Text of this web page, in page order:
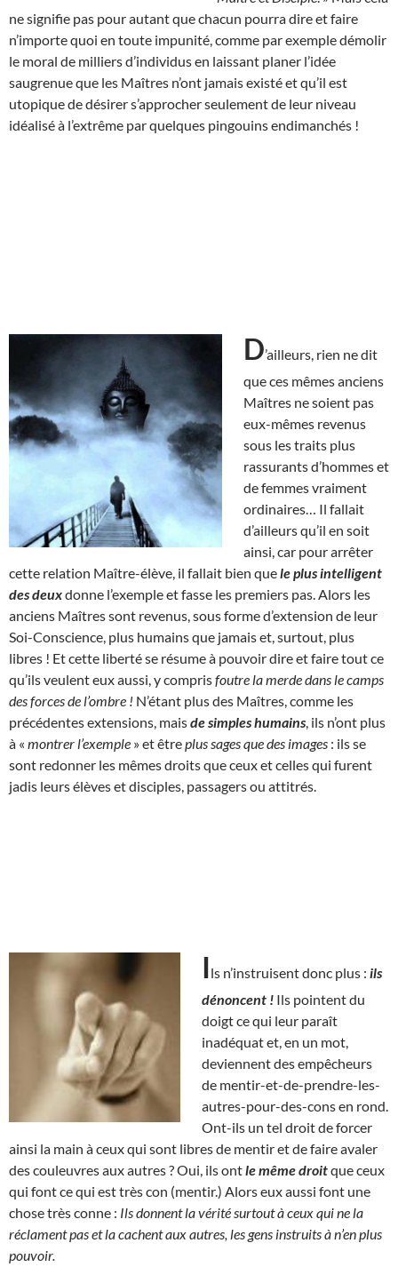
ne signifie pas pour autant que chacun pourra dire et faire
n’importe quoi en toute impunité, comme par exemple démolir
le moral de milliers d’individus en laissant planer l’idée
saugrenue que les Maîtres n’ont jamais existé et qu’il est
utopique de désirer s’approcher seulement de leur niveau
idéalisé à l’extrême par quelques pingouins endimanchés !
D’ailleurs, rien ne dit
que ces mêmes anciens
Maîtres ne soient pas
eux-mêmes revenus
sous les traits plus
rassurants d’hommes et
de femmes vraiment
ordinaires… Il fallait
d’ailleurs qu’il en soit
ainsi, car pour arrêter
cette relation Maître-élève, il fallait bien quele plus intelligent
des deuxdonne l’exemple et fasse les premiers pas. Alors les
anciens Maîtres sont revenus, sous forme d’extension de leur
Soi-Conscience, plus humains que jamais et, surtout, plus
libres ! Et cette liberté se résume à pouvoir dire et faire tout ce
qu’ils veulent eux aussi, y comprisfoutre la merde dans le camps
des forces de l’ombre ! N’étant plus des Maîtres, comme les
précédentes extensions, maisde simples humains , ils n’ont plus
à « montrer l’exemple » et êtreplus sages que des images : ils se
sont redonner les mêmes droits que ceux et celles qui furent
jadis leurs élèves et disciples, passagers ou attitrés.
Ils n’instruisent donc plus : ils
dénoncent ! Ils pointent du
doigt ce qui leur paraît
inadéquat et, en un mot,
deviennent des empêcheurs
de mentir-et-de-prendre-les-
autres-pour-des-cons en rond.
Ont-ils un tel droit de forcer
ainsi la main à ceux qui sont libres de mentir et de faire avaler
des couleuvres aux autres ? Oui, ils ontle même droitque ceux
qui font ce qui est très con (mentir.) Alors eux aussi font une
chose très conne : Ils donnent la vérité surtout à ceux qui ne la
réclament pas et la cachent aux autres, les gens instruits à n’en plus
pouvoir.